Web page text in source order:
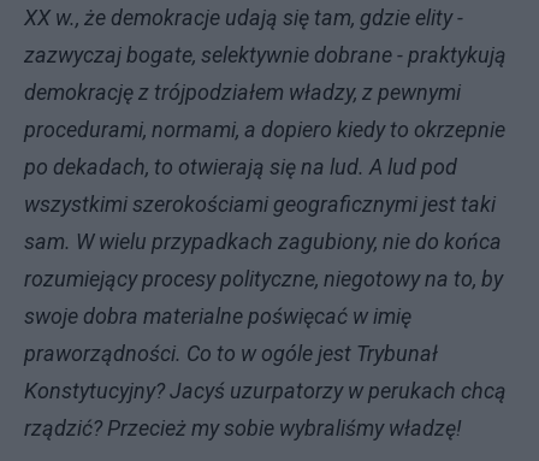
XX w., że demokracje udają się tam, gdzie elity -
zazwyczaj bogate, selektywnie dobrane - praktykują
demokrację z trójpodziałem władzy, z pewnymi
procedurami, normami, a dopiero kiedy to okrzepnie
po dekadach, to otwierają się na lud. A lud pod
wszystkimi szerokościami geograficznymi jest taki
sam. W wielu przypadkach zagubiony, nie do końca
rozumiejący procesy polityczne, niegotowy na to, by
swoje dobra materialne poświęcać w imię
praworządności. Co to w ogóle jest Trybunał
Konstytucyjny? Jacyś uzurpatorzy w perukach chcą
rządzić? Przecież my sobie wybraliśmy władzę!